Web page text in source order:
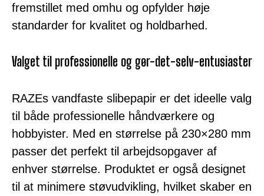
fremstillet med omhu og opfylder høje
standarder for kvalitet og holdbarhed.
Valget til professionelle og gør-det-selv-entusiaster
RAZEs vandfaste slibepapir er det ideelle valg
til både professionelle håndværkere og
hobbyister. Med en størrelse på 230×280 mm
passer det perfekt til arbejdsopgaver af
enhver størrelse. Produktet er også designet
til at minimere støvudvikling, hvilket skaber en